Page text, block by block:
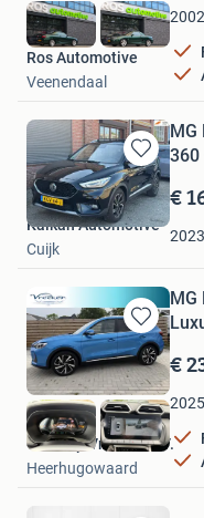
Favorieten
2002
Ros Automotive
Veenendaal
Bewaren
in
Mijn
Favorieten
MG
360
€
2023
Kalkan Automotive
Cuijk
Bewaren
in
Mijn
Favorieten
€
2025
Verkoop Vreeker B.V.
Heerhugowaard